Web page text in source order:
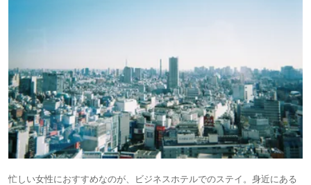
忙しい女性におすすめなのが、ビジネスホテルでのステイ。身近にある